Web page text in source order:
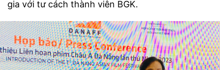
gia với tư cách thành viên BGK.